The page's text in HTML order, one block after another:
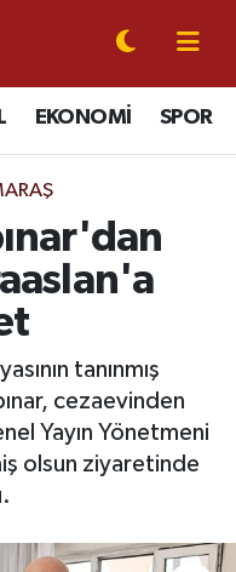
EKONOMİ SPOR
tanınmış
cezaevinden
Yayın Yönetmeni
olsun ziyaretinde
Eczaneler
Haritası
Fikstür